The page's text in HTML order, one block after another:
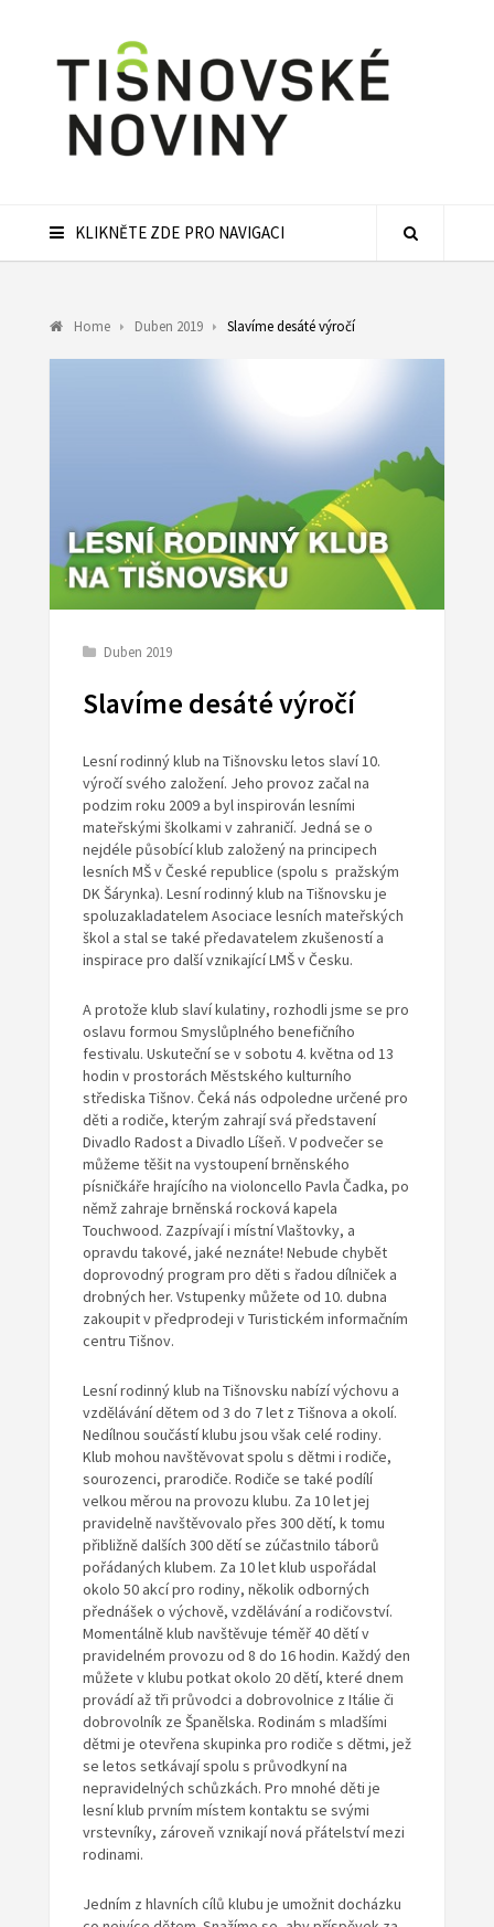
KLIKNĚTE ZDE PRO NAVIGACI
Home Duben 2019 Slavíme desáté výročí
Duben 2019
Slavíme desáté výročí
Lesní rodinný klub na Tišnovsku letos slaví 10.
výročí svého založení. Jeho provoz začal na
podzim roku 2009 a byl inspirován lesními
mateřskými školkami v zahraničí. Jedná se o
nejdéle působící klub založený na principech
lesních MŠ v České republice (spolu s pražským
DK Šárynka). Lesní rodinný klub na Tišnovsku je
spoluzakladatelem Asociace lesních mateřských
škol a stal se také předavatelem zkušeností a
inspirace pro další vznikající LMŠ v Česku.
A protože klub slaví kulatiny, rozhodli jsme se pro
oslavu formou Smyslůplného benefičního
festivalu. Uskuteční se v sobotu 4. května od 13
hodin v prostorách Městského kulturního
střediska Tišnov. Čeká nás odpoledne určené pro
děti a rodiče, kterým zahrají svá představení
Divadlo Radost a Divadlo Líšeň. V podvečer se
můžeme těšit na vystoupení brněnského
písničkáře hrajícího na violoncello Pavla Čadka, po
němž zahraje brněnská rocková kapela
Touchwood. Zazpívají i místní Vlaštovky, a
opravdu takové, jaké neznáte! Nebude chybět
doprovodný program pro děti s řadou dílniček a
drobných her. Vstupenky můžete od 10. dubna
zakoupit v předprodeji v Turistickém informačním
centru Tišnov.
Lesní rodinný klub na Tišnovsku nabízí výchovu a
vzdělávání dětem od 3 do 7 let z Tišnova a okolí.
Nedílnou součástí klubu jsou však celé rodiny.
Klub mohou navštěvovat spolu s dětmi i rodiče,
sourozenci, prarodiče. Rodiče se také podílí
velkou měrou na provozu klubu. Za 10 let jej
pravidelně navštěvovalo přes 300 dětí, k tomu
přibližně dalších 300 dětí se zúčastnilo táborů
pořádaných klubem. Za 10 let klub uspořádal
okolo 50 akcí pro rodiny, několik odborných
přednášek o výchově, vzdělávání a rodičovství.
Momentálně klub navštěvuje téměř 40 dětí v
pravidelném provozu od 8 do 16 hodin. Každý den
můžete v klubu potkat okolo 20 dětí, které dnem
provádí až tři průvodci a dobrovolnice z Itálie či
dobrovolník ze Španělska. Rodinám s mladšími
dětmi je otevřena skupinka pro rodiče s dětmi, jež
se letos setkávají spolu s průvodkyní na
nepravidelných schůzkách. Pro mnohé děti je
lesní klub prvním místem kontaktu se svými
vrstevníky, zároveň vznikají nová přátelství mezi
rodinami.
Jedním z hlavních cílů klubu je umožnit docházku